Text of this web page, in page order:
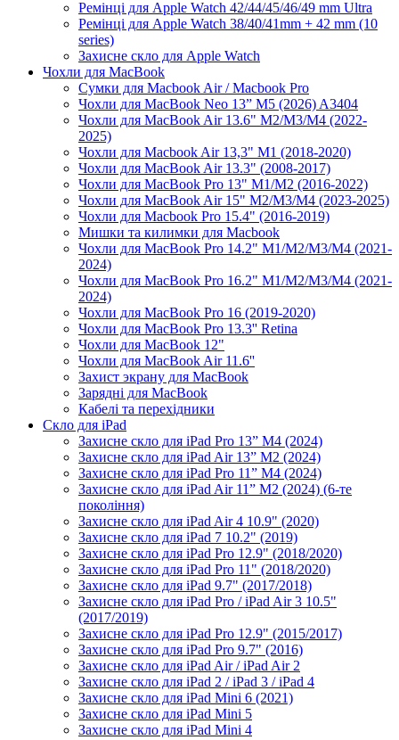
Ремінці для Apple Watch 42/44/45/46/49 mm Ultra
Ремінці для Apple Watch 38/40/41mm + 42 mm (10
series)
Захисне скло для Apple Watch
Чохли для MacBook
Сумки для Macbook Air / Macbook Pro
Чохли для MacBook Neo 13” M5 (2026) A3404
Чохли для MacBook Air 13.6" M2/M3/М4 (2022-
2025)
Чохли для Macbook Air 13,3" M1 (2018-2020)
Чохли для MacBook Air 13.3" (2008-2017)
Чохли для MacBook Pro 13" M1/M2 (2016-2022)
Чохли для MacBook Air 15" M2/M3/M4 (2023-2025)
Чохли для Macbook Pro 15.4" (2016-2019)
Мишки та килимки для Macbook
Чохли для MacBook Pro 14.2" M1/M2/M3/M4 (2021-
2024)
Чохли для MacBook Pro 16.2" M1/M2/M3/M4 (2021-
2024)
Чохли для MacBook Pro 16 (2019-2020)
Чохли для MacBook Pro 13.3'' Retina
Чохли для MacBook 12"
Чохли для MacBook Air 11.6''
Захист экрану для MacBook
Зарядні для MacBook
Кабелі та перехідники
Скло для iPad
Захисне скло для iPad Pro 13” M4 (2024)
Захисне скло для iPad Air 13” M2 (2024)
Захисне скло для iPad Pro 11” M4 (2024)
Захисне скло для iPad Air 11” M2 (2024) (6-те
покоління)
Захисне скло для iPad Air 4 10.9" (2020)
Захисне скло для iPad 7 10.2" (2019)
Захисне скло для iPad Pro 12.9" (2018/2020)
Захисне скло для iPad Pro 11" (2018/2020)
Захисне скло для iPad 9.7" (2017/2018)
Захисне скло для iPad Pro / iPad Air 3 10.5"
(2017/2019)
Захисне скло для iPad Pro 12.9" (2015/2017)
Захисне скло для iPad Pro 9.7" (2016)
Захисне скло для iPad Air / iPad Air 2
Захисне скло для iPad 2 / iPad 3 / iPad 4
Захисне скло для iPad Mini 6 (2021)
Захисне скло для iPad Mini 5
Захисне скло для iPad Mini 4